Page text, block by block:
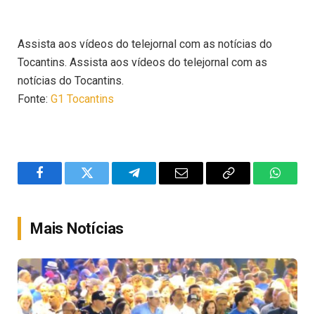
Assista aos vídeos do telejornal com as notícias do
Tocantins. Assista aos vídeos do telejornal com as
notícias do Tocantins.
Fonte: G1 Tocantins
FacebookTwitter TelegramEmail
Copy
Mais Notícias